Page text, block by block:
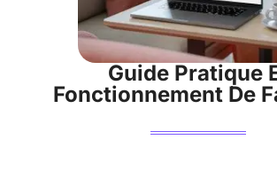
Guide Pratique
Fonctionnement De